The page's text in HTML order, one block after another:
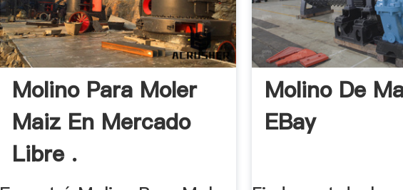
Molino Para Moler
Maiz En Mercado
Libre .
Molino De
EBay